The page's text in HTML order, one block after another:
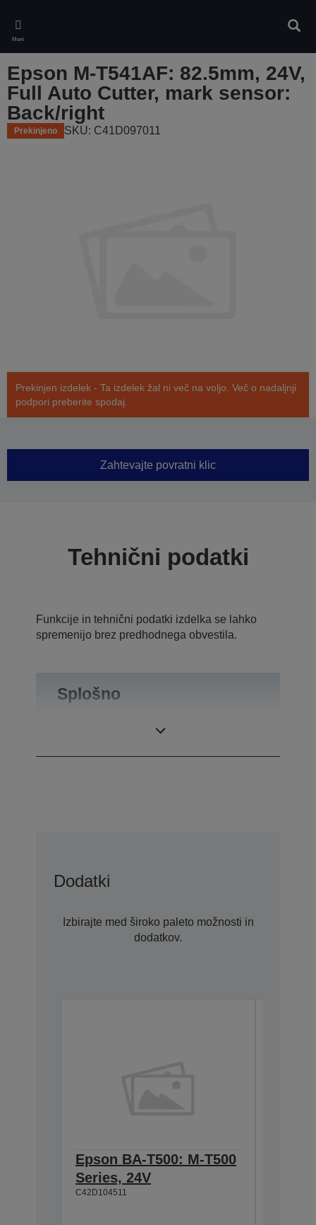
main
content
Meni
Epson M-T541AF: 82.5mm, 24V,
Full Auto Cutter, mark sensor:
Back/right
Prekinjeno SKU: C41D097011
Prekinjen izdelek - Ta izdelek žal ni več na voljo. Več o nadaljnji
podpori preberite spodaj.
Zahtevajte povratni klic
Tehnični podatki
Funkcije in tehnični podatki izdelka se lahko
spremenijo brez predhodnega obvestila.
Splošno
Dodatki
Izbirajte med široko paleto možnosti in
dodatkov.
Epson BA-T500: M-T500
Series, 24V
C42D104511